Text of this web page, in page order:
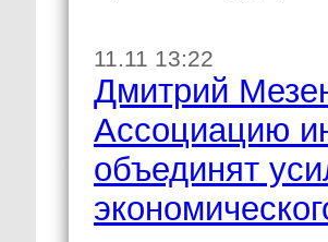
11.11 13:22
Дмитрий
Ассоциацию
объединят